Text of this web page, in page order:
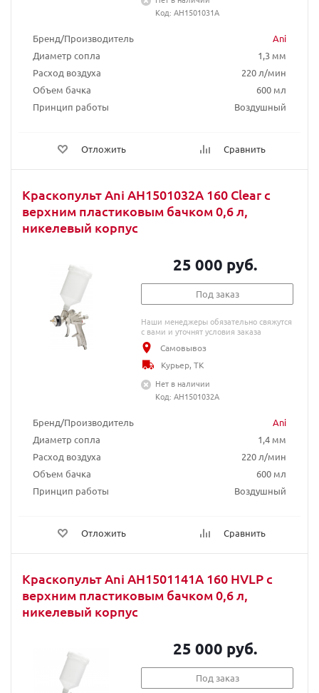
Бренд/Производитель
Ani
Диаметр сопла
1,3 мм
Расход воздуха
220 л/мин
Объем бачка
600 мл
Принцип работы
Воздушный
Отложить Сравнить
Код: AH1501031A
Краскопульт Ani AH1501032A 160 Clear с
верхним пластиковым бачком 0,6 л,
никелевый корпус
Бренд/Производитель
Ani
Диаметр сопла
1,4 мм
Расход воздуха
220 л/мин
Объем бачка
600 мл
Принцип работы
Воздушный
Отложить Сравнить
25 000 руб.
Под заказ
Наши менеджеры обязательно свяжутся
с вами и уточнят условия заказа
Самовывоз
Курьер, ТК
Нет в наличии
Код: AH1501032A
Краскопульт Ani AH1501141A 160 HVLP с
верхним пластиковым бачком 0,6 л,
никелевый корпус
25 000 руб.
Под заказ